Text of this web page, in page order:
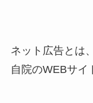
ネット広告とは
自院のWEBサイ